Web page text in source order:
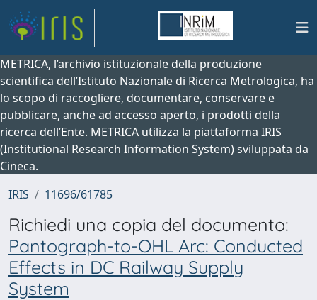
METRICA, l’archivio istituzionale della produzione
scientifica dell’Istituto Nazionale di Ricerca Metrologica, ha
lo scopo di raccogliere, documentare, conservare e
pubblicare, anche ad accesso aperto, i prodotti della
ricerca dell’Ente. METRICA utilizza la piattaforma IRIS
(Institutional Research Information System) sviluppata da
Cineca.
IRIS
11696/61785
Richiedi una copia del documento:
Pantograph-to-OHL Arc: Conducted
Effects in DC Railway Supply
System